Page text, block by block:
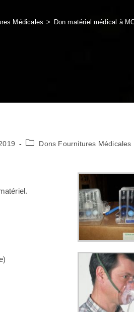
Médicales > Don matériel médical à
Dons Fournitures Médicales